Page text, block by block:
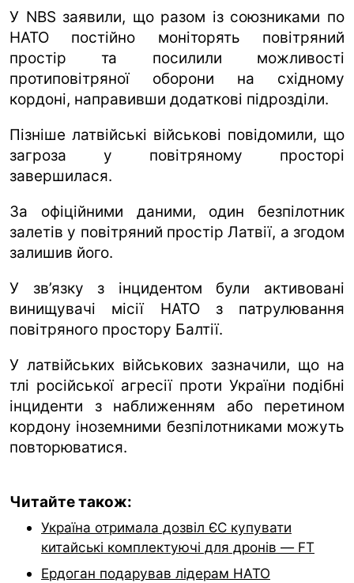
У NBS заявили, що разом із союзниками по
НАТО постійно моніторять повітряний
простір та посилили можливості
протиповітряної оборони на східному
кордоні, направивши додаткові підрозділи.
Пізніше латвійські військові повідомили, що
загроза у повітряному просторі
завершилася.
За офіційними даними, один безпілотник
залетів у повітряний простір Латвії, а згодом
залишив його.
У зв’язку з інцидентом були активовані
винищувачі місії НАТО з патрулювання
повітряного простору Балтії.
У латвійських військових зазначили, що на
тлі російської агресії проти України подібні
інциденти з наближенням або перетином
кордону іноземними безпілотниками можуть
повторюватися.
Читайте також:
Україна отримала дозвіл ЄС купувати
китайські комплектуючі для дронів — FT
Ердоган подарував лідерам НАТО